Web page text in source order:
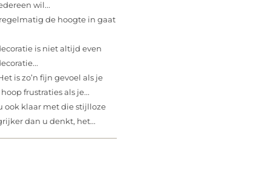
wil...
de hoogte in gaat
is niet altijd even
is zo’n fijn gevoel als je
frustraties als je...
ook klaar met die stijlloze
dan u denkt, het...